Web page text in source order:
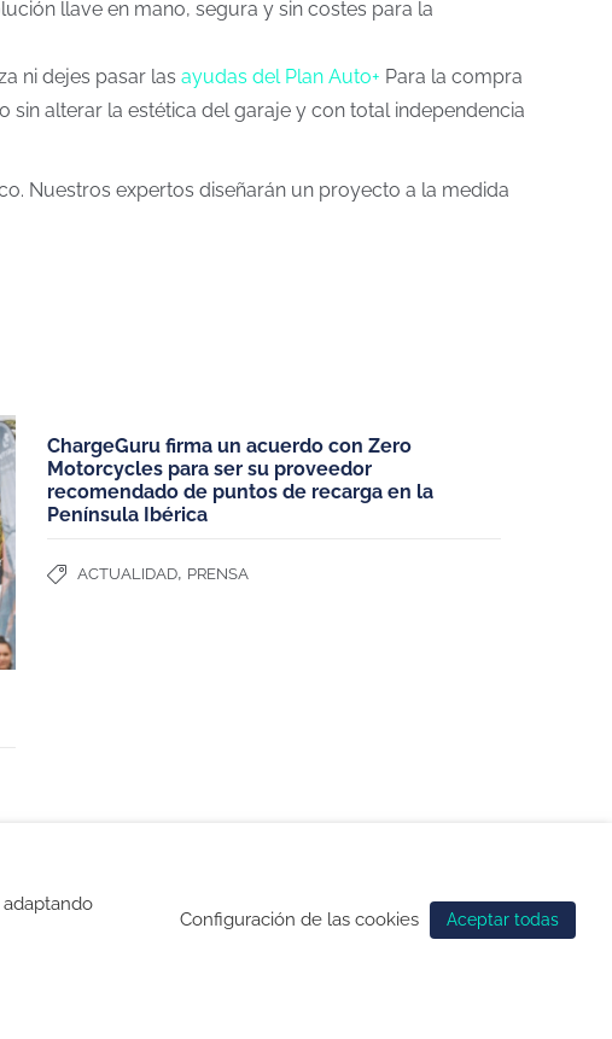
llave en mano, segura y sin costes para la
ni dejes pasar las ayudas del Plan Auto+ Para la compra
alterar la estética del garaje y con total independencia
Nuestros expertos diseñarán un proyecto a la medida
ChargeGuru firma un acuerdo con Zero
Motorcycles para ser su proveedor
recomendado de puntos de recarga en la
Península Ibérica
ACTUALIDAD, PRENSA
eléctricos
3
Y
Configuración de las cookies Aceptar todas